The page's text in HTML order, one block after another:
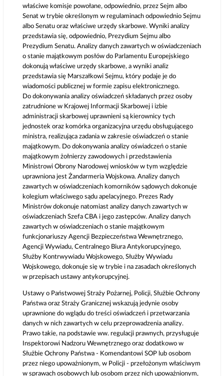
właściwe komisje powołane, odpowiednio, przez Sejm albo
Senat w trybie określonym w regulaminach odpowiednio Sejmu
albo Senatu oraz właściwe urzędy skarbowe. Wyniki analizy
przedstawia się, odpowiednio, Prezydium Sejmu albo
Prezydium Senatu. Analizy danych zawartych w oświadczeniach
o stanie majątkowym posłów do Parlamentu Europejskiego
dokonują właściwe urzędy skarbowe, a wyniki analiz
przedstawia się Marszałkowi Sejmu, który podaje je do
wiadomości publicznej w formie zapisu elektronicznego.
Do dokonywania analizy oświadczeń składanych przez osoby
zatrudnione w Krajowej Informacji Skarbowej i izbie
administracji skarbowej uprawnieni są kierownicy tych
jednostek oraz komórka organizacyjna urzędu obsługującego
ministra, realizująca zadania w zakresie oświadczeń o stanie
majątkowym. Do dokonywania analizy oświadczeń o stanie
majątkowym żołnierzy zawodowych i przedstawienia
Ministrowi Obrony Narodowej wniosków w tym względzie
uprawniona jest Żandarmeria Wojskowa. Analizy danych
zawartych w oświadczeniach komorników sądowych dokonuje
kolegium właściwego sądu apelacyjnego. Prezes Rady
Ministrów dokonuje natomiast analizy danych zawartych w
oświadczeniach Szefa CBA i jego zastępców. Analizy danych
zawartych w oświadczeniach o stanie majątkowym
funkcjonariuszy Agencji Bezpieczeństwa Wewnętrznego,
Agencji Wywiadu, Centralnego Biura Antykorupcyjnego,
Służby Kontrwywiadu Wojskowego, Służby Wywiadu
Wojskowego, dokonuje się w trybie i na zasadach określonych
w przepisach ustawy antykorupcyjnej.
Ustawy o Państwowej Straży Pożarnej, Policji, Służbie Ochrony
Państwa oraz Straży Granicznej wskazują jedynie osoby
uprawnione do wglądu do treści oświadczeń i przetwarzania
danych w nich zawartych w celu przeprowadzenia analizy.
Prawo takie, na podstawie ww. regulacji prawnych, przysługuje
Inspektorowi Nadzoru Wewnętrznego oraz dodatkowo w
Służbie Ochrony Państwa - Komendantowi SOP lub osobom
przez niego upoważnionym, w Policji - przełożonym właściwym
w sprawach osobowych lub osobom przez nich upoważnionym,